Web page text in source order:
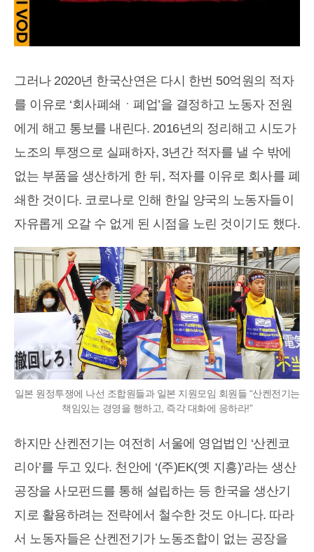
그러나 2020년 한국산연은 다시 한번 50억원의 적자
를 이유로 ‘회사폐쇄ㆍ폐업’을 결정하고 노동자 전원
에게 해고 통보를 내린다. 2016년의 정리해고 시도가
노조의 투쟁으로 실패하자, 3년간 적자를 낼 수 밖에
없는 부품을 생산하게 한 뒤, 적자를 이유로 회사를 폐
쇄한 것이다. 코로나로 인해 한일 양국의 노동자들이
자유롭게 오갈 수 없게 된 시점을 노린 것이기도 했다.
일본 원정투쟁에 나선 조합원들과 일본 지원모임 회원들 “산켄전기는
책임있는 경영을 행하고, 즉각 대화에 응하라!”
하지만 산켄전기는 여전히 서울에 영업법인 ‘산켄코
리아’를 두고 있다. 천안에 ‘(주)EK(옛 지흥)’라는 생산
공장을 사모펀드를 통해 설립하는 등 한국을 생산기
지로 활용하려는 전략에서 철수한 것도 아니다. 따라
서 노동자들은 산켄전기가 노동조합이 없는 공장을